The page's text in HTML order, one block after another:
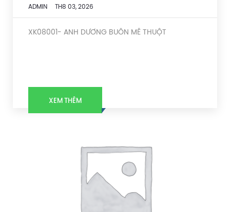
ADMIN TH8 03, 2026
XK08001- ANH DƯƠNG BUÔN MÊ THUỘT
XEM THÊM